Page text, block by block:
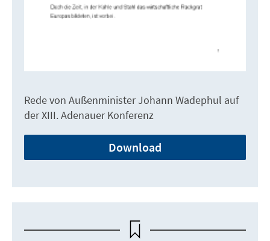
Rede von Außenminister Johann Wadephul auf
der XIII. Adenauer Konferenz
Download